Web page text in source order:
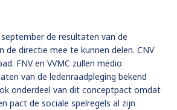
de resultaten van de
de directie mee te kunnen delen. CNV
FNV en VVMC zullen medio
van de ledenraadpleging bekend
onderdeel van dit conceptpact omdat
pact de sociale spelregels al zijn